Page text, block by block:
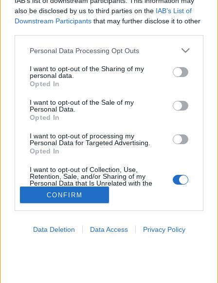
also be disclosed by us to third parties on the IAB’s List of
Downstream Participants that may further disclose it to other
Please note that this website/app uses one or more Google
not limited to your visit or usage behaviour. You may click to
grant or deny consent to Google and its third-party tags to
use your data for below specified purposes in below Google
consent section.
Personal Data Processing Opt Outs
I want to opt-out of the Sharing of my
personal data.
Opted In
I want to opt-out of the Sale of my
Personal Data.
Opted In
I want to opt-out of processing my
Personal Data for Targeted Advertising.
Opted In
I want to opt-out of Collection, Use,
Retention, Sale, and/or Sharing of my
Personal Data that Is Unrelated with the
Purposes for which it was collected.
Opted Out
CONFIRM
Data Deletion Data Access Privacy Policy
Lelki egészség
2026. május 12. 19:54